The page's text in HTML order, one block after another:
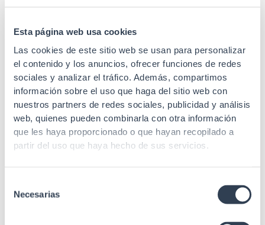
Esta página web usa cookies
Las cookies de este sitio web se usan para personalizar
el contenido y los anuncios, ofrecer funciones de redes
sociales y analizar el tráfico. Además, compartimos
información sobre el uso que haga del sitio web con
nuestros partners de redes sociales, publicidad y análisis
web, quienes pueden combinarla con otra información
que les haya proporcionado o que hayan recopilado a
partir del uso que haya hecho de sus servicios.
Necesarias
Conexiones Sin salida
Alimentación 220 V AC+10% 10 A
Margen Tª
almacenamiento
-30 a 75ºC
Especificaciones
Con ajustes de
control de
temperatura internos.
Estándares